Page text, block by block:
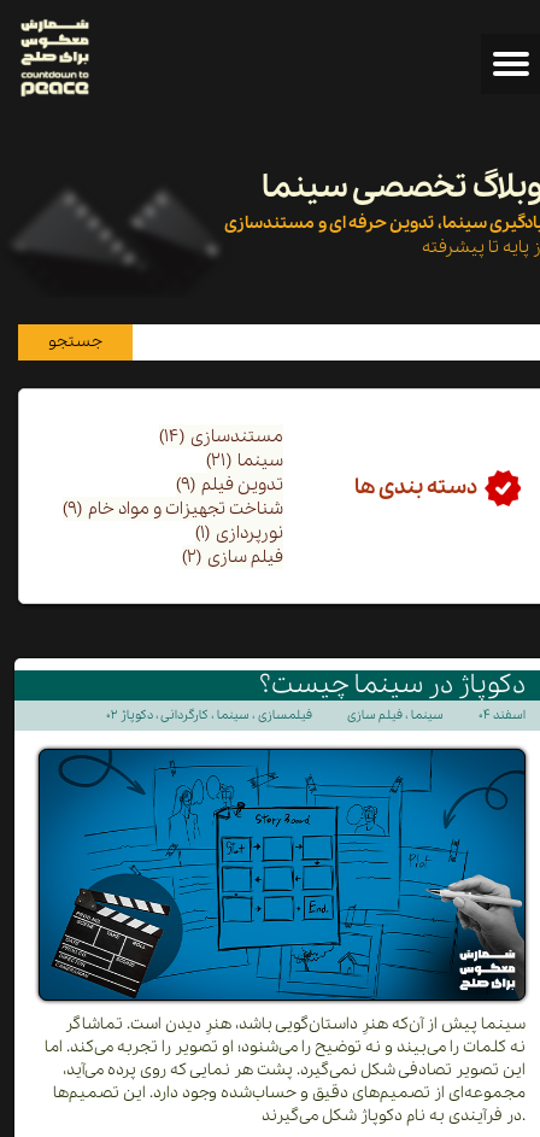
تخصصی سینما
سینما، تدوین حرفه ای و مستندسازی
پایه تا پیشرفته
جستجو
دسته بندی ها
مستندسازی (۱۴)
سینما (۲۱)
تدوین فیلم (۹)
شناخت تجهیزات و مواد خام (۹)
نورپردازی (۱)
فیلم سازی (۲)
دکوپاژ در سینما چیست؟
۰۲ اسفند ۰۴ سینما ،فیلم سازی فیلمسازی ، سینما ، کارگردانی،دکوپاژ
نه کلمات را می‌بیند و نه توضیح را می‌شنود؛ او تصویر را تجربه می‌کند. اما
این تصویر تصادفی شکل نمی‌گیرد. پشت هر نمایی که روی پرده می‌آید،
مجموعه‌ای از تصمیم‌های دقیق و حساب‌شده وجود دارد. این تصمیم‌ها
در فرآیندی به نام دکوپاژ شکل می‌گیرند.